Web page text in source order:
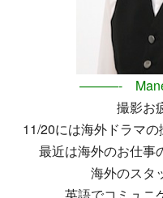
———-
撮影お
11/20には海外ドラマの
最近は海外のお仕事
海外のスタ